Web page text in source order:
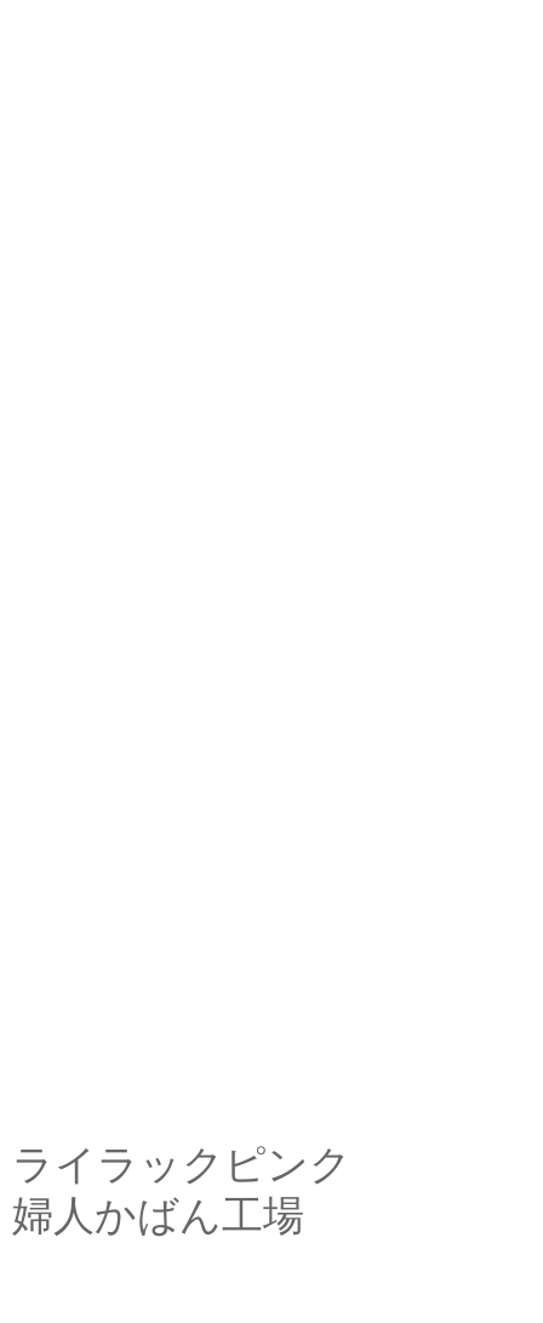
ライラックピンク
婦人かばん工場